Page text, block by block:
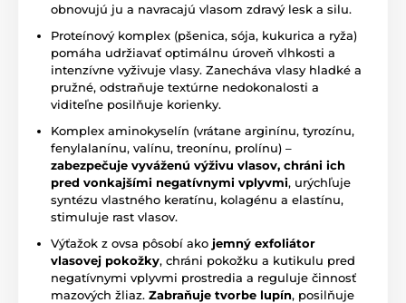
obnovujú ju a navracajú vlasom zdravý lesk a silu.
Proteínový komplex (pšenica, sója, kukurica a ryža)
pomáha udržiavať optimálnu úroveň vlhkosti a
intenzívne vyživuje vlasy. Zanecháva vlasy hladké a
pružné, odstraňuje textúrne nedokonalosti a
viditeľne posilňuje korienky.
Komplex aminokyselín (vrátane arginínu, tyrozínu,
fenylalanínu, valínu, treonínu, prolínu) –
zabezpečuje vyváženú výživu vlasov, chráni ich
pred vonkajšími negatívnymi vplyvmi, urýchľuje
syntézu vlastného keratínu, kolagénu a elastínu,
stimuluje rast vlasov.
Výťažok z ovsa pôsobí ako jemný exfoliátor
vlasovej pokožky, chráni pokožku a kutikulu pred
negatívnymi vplyvmi prostredia a reguluje činnosť
mazových žliaz. Zabraňuje tvorbe lupín, posilňuje